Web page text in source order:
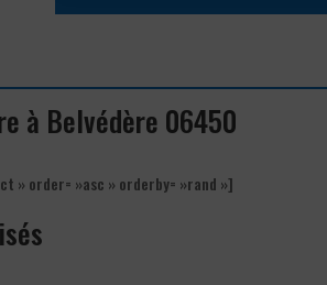
à Belvédère 06450
» order= »asc » orderby= »rand »]